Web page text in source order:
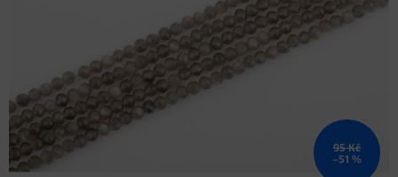
95 Kč
–51 %